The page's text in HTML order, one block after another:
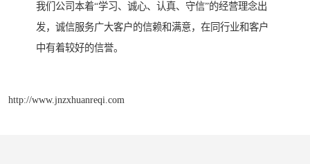
我们公司本着“学习、诚心、认真、守信”的经营理念出
发，诚信服务广大客户的信赖和满意，在同行业和客户
中有着较好的信誉。
http://www.jnzxhuanreqi.com